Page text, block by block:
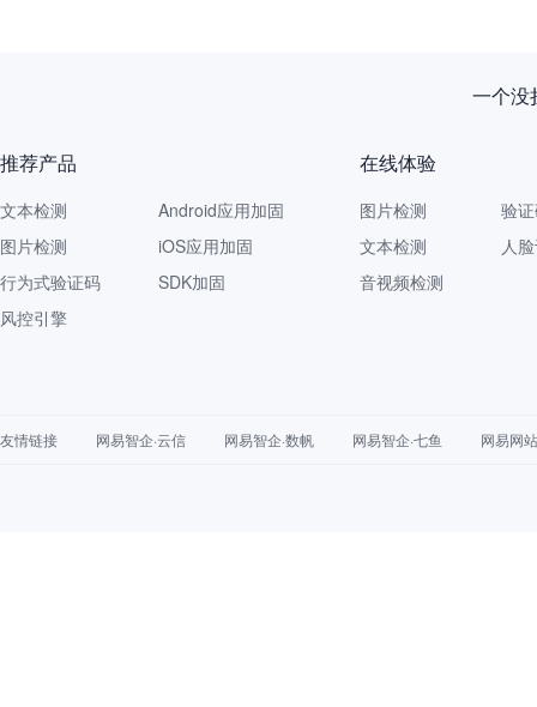
一个没
推荐产品
文本检测
图片检测
行为式验证码
风控引擎
Android应用加固
iOS应用加固
SDK加固
在线体验
图片检测
文本检测
音视频检测
验
人
友情链接 网易智企·云信 网易智企·数帆 网易智企·七鱼 网易网